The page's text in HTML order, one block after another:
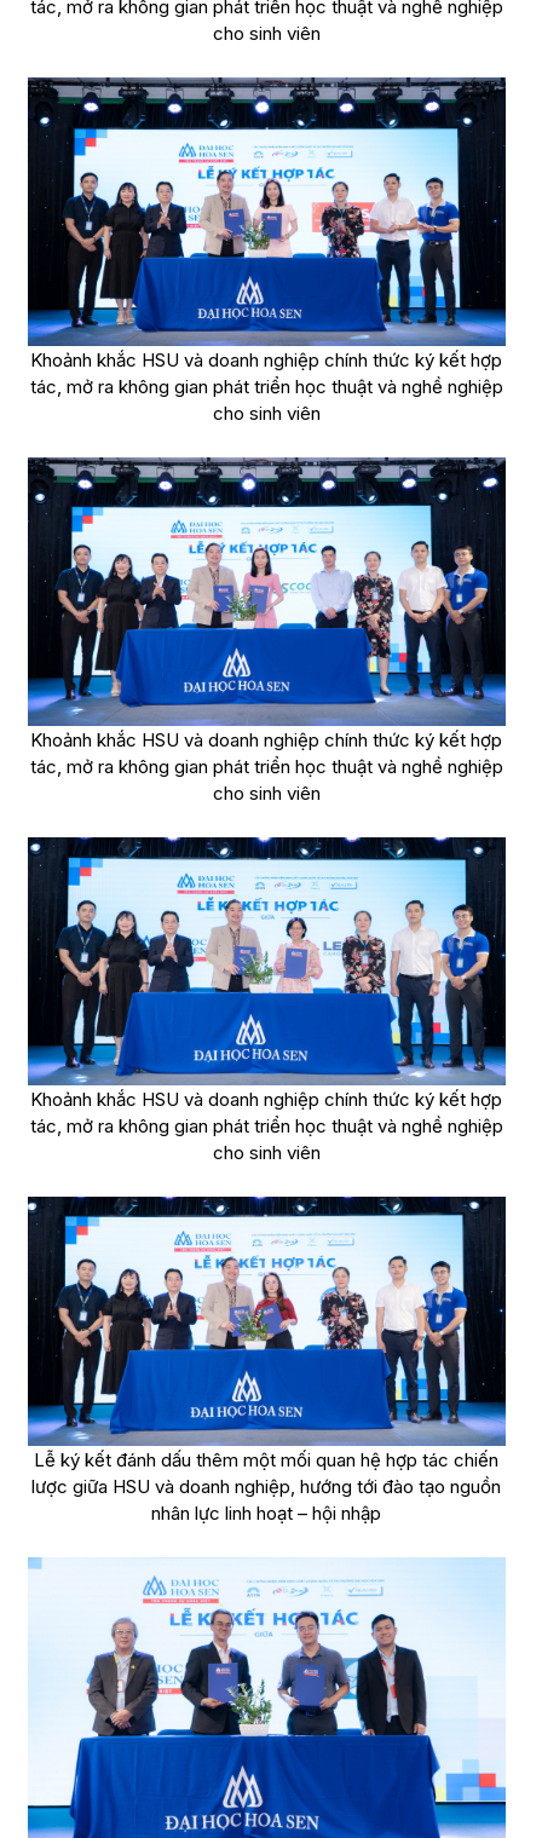
tác, mở ra không gian phát triển học thuật và nghề nghiệp
cho sinh viên
Khoảnh khắc HSU và doanh nghiệp chính thức ký kết hợp
tác, mở ra không gian phát triển học thuật và nghề nghiệp
cho sinh viên
Khoảnh khắc HSU và doanh nghiệp chính thức ký kết hợp
tác, mở ra không gian phát triển học thuật và nghề nghiệp
cho sinh viên
Khoảnh khắc HSU và doanh nghiệp chính thức ký kết hợp
tác, mở ra không gian phát triển học thuật và nghề nghiệp
cho sinh viên
Lễ ký kết đánh dấu thêm một mối quan hệ hợp tác chiến
lược giữa HSU và doanh nghiệp, hướng tới đào tạo nguồn
nhân lực linh hoạt – hội nhập